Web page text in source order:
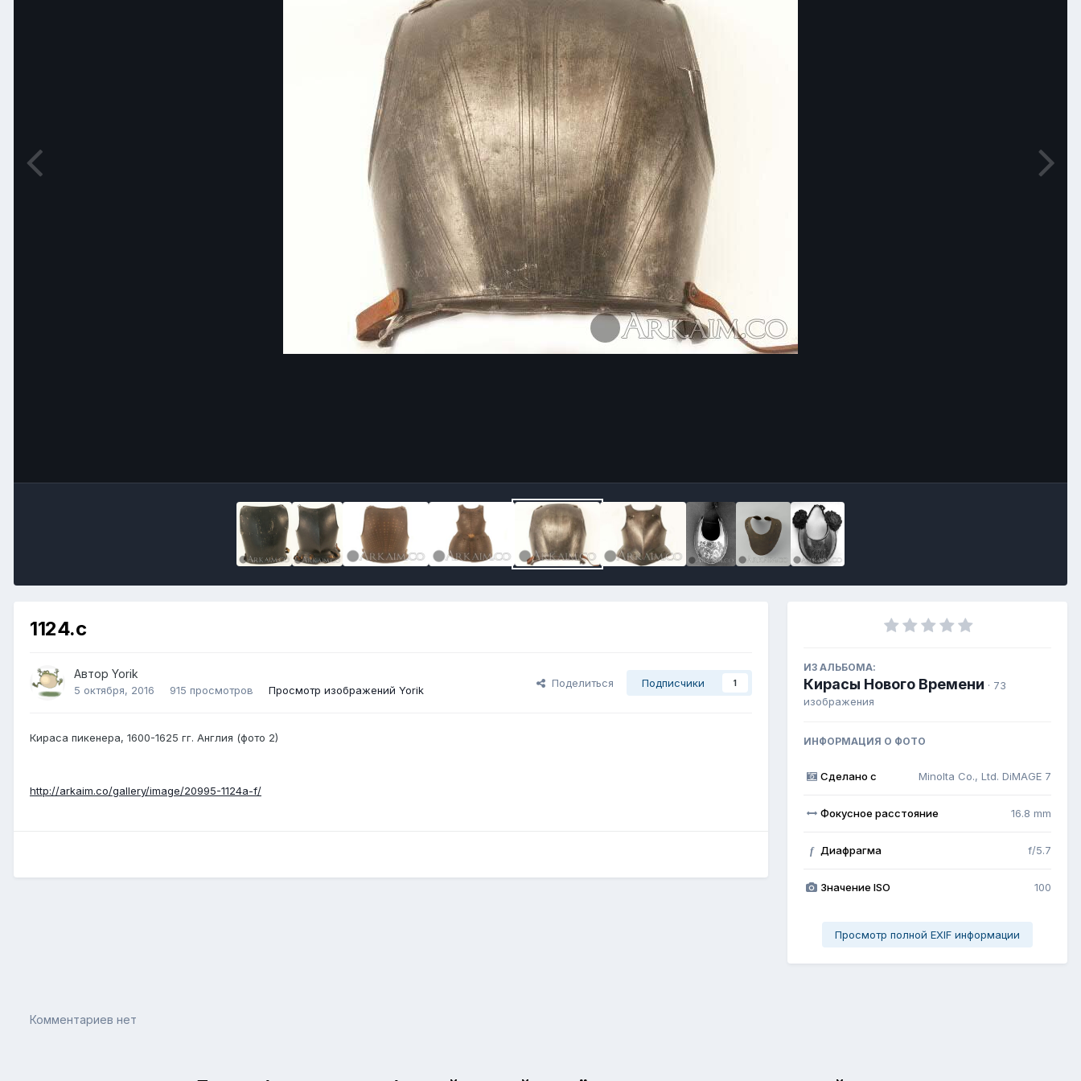
1124.c
Автор Yorik
5 октября, 2016 915 просмотров Просмотр изображений Yorik
Поделиться Подписчики 1
Кираса пикенера, 1600-1625 гг. Англия (фото 2)
http://arkaim.co/gallery/image/20995-1124a-f/
ИЗ АЛЬБОМА:
Кирасы Нового Времени · 73
изображения
ИНФОРМАЦИЯ О ФОТО
Сделано с Minolta Co., Ltd. DiMAGE 7
Фокусное расстояние 16.8 mm
f Диафрагма f/5.7
Значение ISO 100
Просмотр полной EXIF информации
Комментариев нет